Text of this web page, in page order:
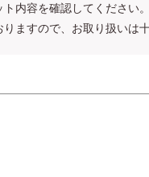
内容を確認してください。
ますので、お取り扱いは